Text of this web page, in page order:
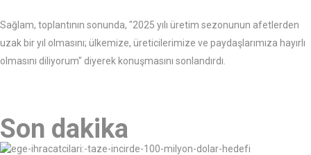
Sağlam, toplantının sonunda, "2025 yılı üretim sezonunun afetlerden
uzak bir yıl olmasını; ülkemize, üreticilerimize ve paydaşlarımıza hayırlı
olmasını diliyorum" diyerek konuşmasını sonlandırdı.
Son dakika